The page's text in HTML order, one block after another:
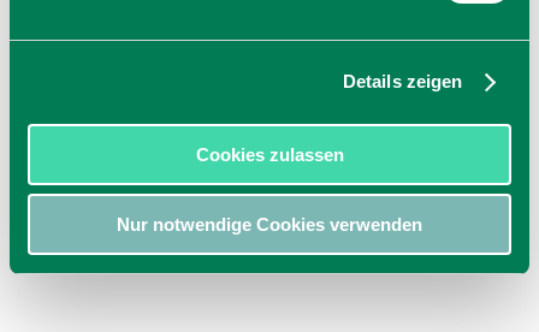
Details zeigen
Cookies zulassen
Nur notwendige Cookies verwenden